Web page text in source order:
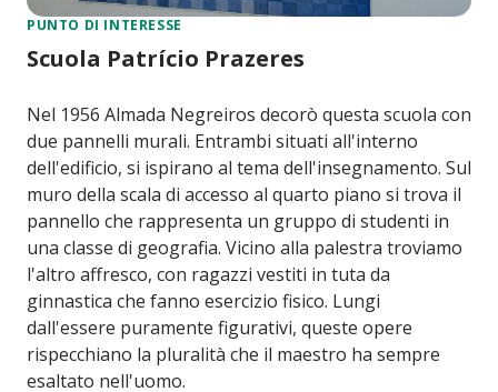
PUNTO DI INTERESSE
Scuola Patrício Prazeres
Nel 1956 Almada Negreiros decorò questa scuola con
due pannelli murali. Entrambi situati all'interno
dell'edificio, si ispirano al tema dell'insegnamento. Sul
muro della scala di accesso al quarto piano si trova il
pannello che rappresenta un gruppo di studenti in
una classe di geografia. Vicino alla palestra troviamo
l'altro affresco, con ragazzi vestiti in tuta da
ginnastica che fanno esercizio fisico. Lungi
dall'essere puramente figurativi, queste opere
rispecchiano la pluralità che il maestro ha sempre
esaltato nell'uomo.